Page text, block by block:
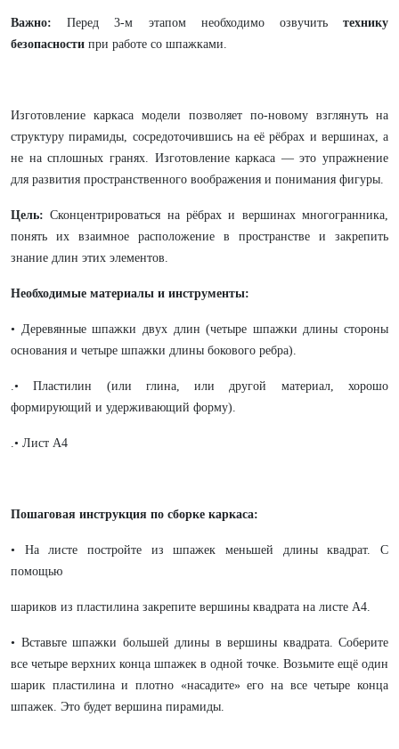
Важно: Перед 3-м этапом необходимо озвучитьтехнику
безопасности при работе со шпажками.
Изготовление каркаса модели позволяет по-новому взглянуть на
структуру пирамиды, сосредоточившись на её рёбрах и вершинах, а
не на сплошных гранях. Изготовление каркаса — это упражнение
для развития пространственного воображения и понимания фигуры.
Цель: Сконцентрироваться на рёбрах и вершинах многогранника,
понять их взаимное расположение в пространстве и закрепить
знание длин этих элементов.
Необходимые материалы и инструменты:
• Деревянные шпажки двух длин (четыре шпажки длины стороны
основания и четыре шпажки длины бокового ребра).
.• Пластилин (или глина, или другой материал, хорошо
формирующий и удерживающий форму).
.• Лист А4
Пошаговая инструкция по сборке каркаса:
• На листе постройте из шпажек меньшей длины квадрат. С
помощью
шариков из пластилина закрепите вершины квадрата на листе А4.
• Вставьте шпажки большей длины в вершины квадрата. Соберите
все четыре верхних конца шпажек в одной точке. Возьмите ещё один
шарик пластилина и плотно «насадите» его на все четыре конца
шпажек. Это будет вершина пирамиды.